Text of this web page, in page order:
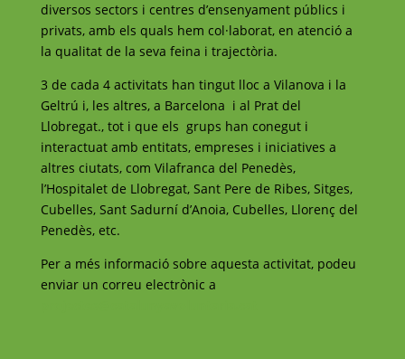
diversos sectors i centres d’ensenyament públics i
privats, amb els quals hem col·laborat, en atenció a
la qualitat de la seva feina i trajectòria.
3 de cada 4 activitats han tingut lloc a Vilanova i la
Geltrú i, les altres, a Barcelona i al Prat del
Llobregat., tot i que els grups han conegut i
interactuat amb entitats, empreses i iniciatives a
altres ciutats, com Vilafranca del Penedès,
l’Hospitalet de Llobregat, Sant Pere de Ribes, Sitges,
Cubelles, Sant Sadurní d’Anoia, Cubelles, Llorenç del
Penedès, etc.
Per a més informació sobre aquesta activitat, podeu
enviar un correu electrònic a